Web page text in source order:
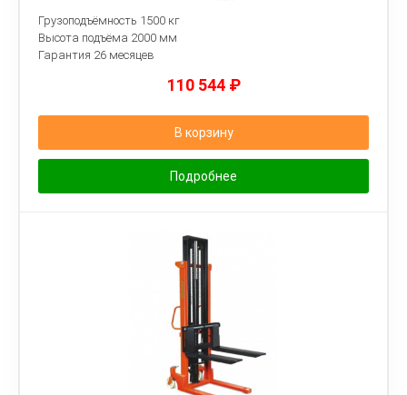
Грузоподъёмность 1500 кг
Высота подъёма 2000 мм
Гарантия 26 месяцев
110 544 ₽
В корзину
Подробнее